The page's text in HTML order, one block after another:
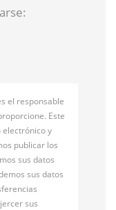
el responsable
Este
y
publicar los
sus datos
sus datos
sus